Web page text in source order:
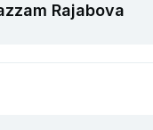
Rajabova